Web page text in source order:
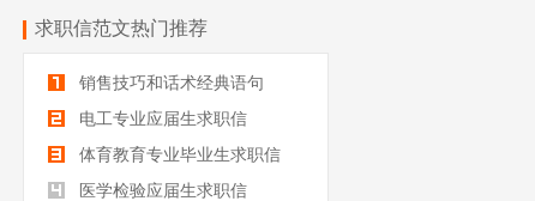
求职信范文热门推荐
销售技巧和话术经典语句
电工专业应届生求职信
体育教育专业毕业生求职信
医学检验应届生求职信